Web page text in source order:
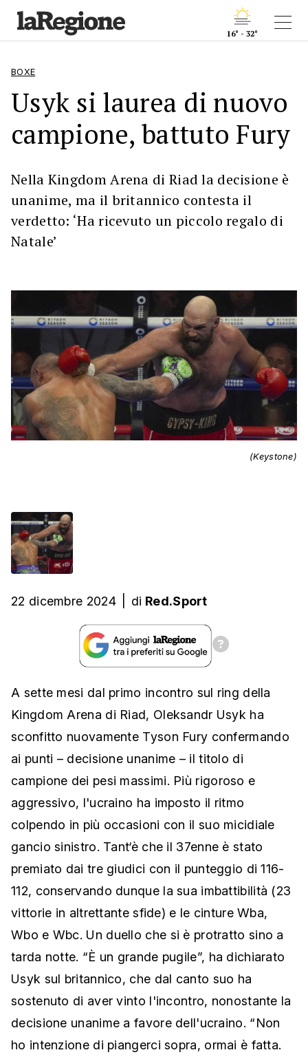
16° - 32°
BOXE
Usyk si laurea di nuovo
campione, battuto Fury
Nella Kingdom Arena di Riad la decisione è
unanime, ma il britannico contesta il
verdetto: ‘Ha ricevuto un piccolo regalo di
Natale’
(Keystone)
22 dicembre 2024 di Red.Sport
A sette mesi dal primo incontro sul ring della
Kingdom Arena di Riad, Oleksandr Usyk ha
sconfitto nuovamente Tyson Fury confermando
ai punti – decisione unanime – il titolo di
campione dei pesi massimi. Più rigoroso e
aggressivo, l'ucraino ha imposto il ritmo
colpendo in più occasioni con il suo micidiale
gancio sinistro. Tant‘è che il 37enne è stato
premiato dai tre giudici con il punteggio di 116-
112, conservando dunque la sua imbattibilità (23
vittorie in altrettante sfide) e le cinture Wba,
Wbo e Wbc. Un duello che si è protratto sino a
tarda notte. “È un grande pugile”, ha dichiarato
Usyk sul britannico, che dal canto suo ha
sostenuto di aver vinto l'incontro, nonostante la
decisione unanime a favore dell'ucraino. “Non
ho intenzione di piangerci sopra, ormai è fatta.